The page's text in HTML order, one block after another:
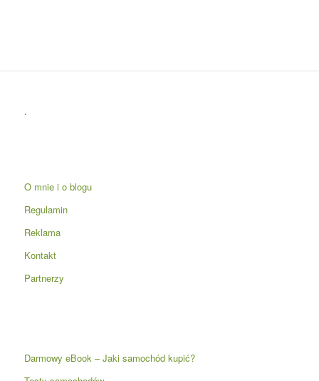
.
O mnie i o blogu
Regulamin
Reklama
Kontakt
Partnerzy
Darmowy eBook – Jaki samochód kupić?